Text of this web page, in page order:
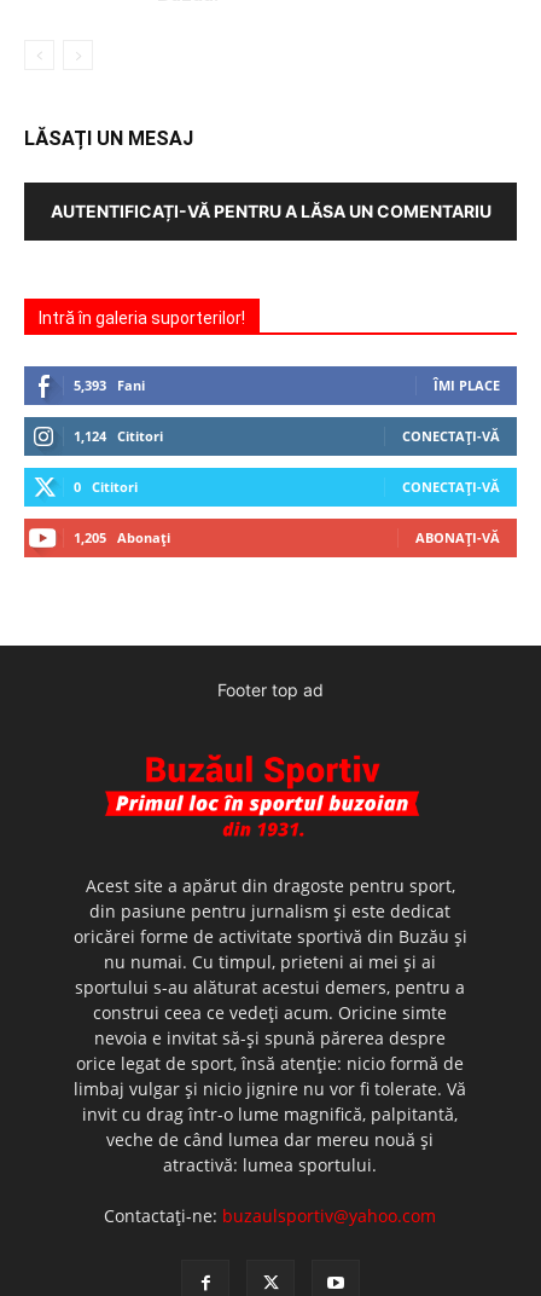
LĂSAȚI UN MESAJ
AUTENTIFICAȚI-VĂ PENTRU A LĂSA UN COMENTARIU
Intră în galeria suporterilor!
5,393 Fani ÎMI PLACE
1,124 Cititori CONECTAȚI-VĂ
0 Cititori CONECTAȚI-VĂ
1,205 Abonați ABONAȚI-VĂ
Footer top ad
Acest site a apărut din dragoste pentru sport,
din pasiune pentru jurnalism şi este dedicat
oricărei forme de activitate sportivă din Buzău şi
nu numai. Cu timpul, prieteni ai mei şi ai
sportului s-au alăturat acestui demers, pentru a
construi ceea ce vedeţi acum. Oricine simte
nevoia e invitat să-şi spună părerea despre
orice legat de sport, însă atenţie: nicio formă de
limbaj vulgar şi nicio jignire nu vor fi tolerate. Vă
invit cu drag într-o lume magnifică, palpitantă,
veche de când lumea dar mereu nouă şi
atractivă: lumea sportului.
Contactați-ne: buzaulsportiv@yahoo.com